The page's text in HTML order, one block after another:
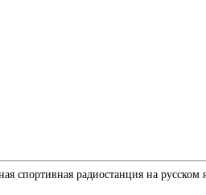
спортивная радиостанция на